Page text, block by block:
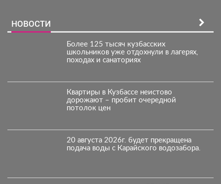
НОВОСТИ
Более 125 тысяч кузбасских
школьников уже отдохнули в лагерях,
походах и санаториях
Квартиры в Кузбассе неистово
дорожают – пробит очередной
потолок цен
20 августа 2026г. будет прекращена
подача воды с Карайского водозабора.